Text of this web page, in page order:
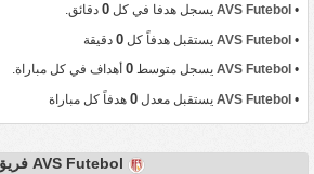
•
AVS Futebolيسجل هدفا في كل 0دقائق.
•
AVS Futebolيستقبل هدفاً كل 0دقيقة
•
AVS Futebolيسجل متوسط 0أهداف في كل مباراة.
•
AVS Futebolيستقبل معدل 0هدفاً كل مباراة
AVS Futebol فريق